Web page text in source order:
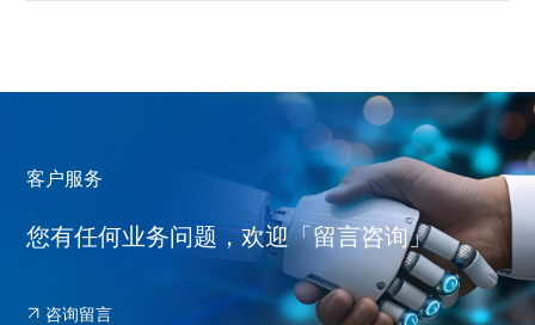
客户服务
您有任何业务问题，欢迎「留言咨询」
咨询留言